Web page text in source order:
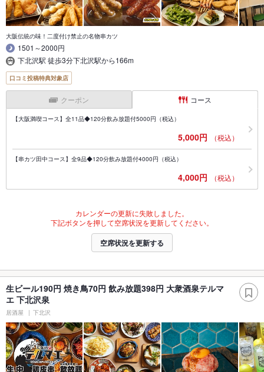
大阪伝統の味！二度付け禁止の名物串カツ
1501～2000円
下北沢駅 徒歩3分下北沢駅から166m
口コミ投稿特典対象店
クーポン コース
【大阪満喫コース】全11品◆120分飲み放題付5000円（税込）
5,000円 （税込）
【串カツ田中コース】全9品◆120分飲み放題付4000円（税込）
4,000円 （税込）
カレンダーの更新に失敗しました。
下記ボタンを押して空席状況を更新してください。
空席状況を更新する
生ビール190円 焼き鳥70円 飲み放題398円 大衆酒泉テルマ
エ 下北沢泉
居酒屋 下北沢